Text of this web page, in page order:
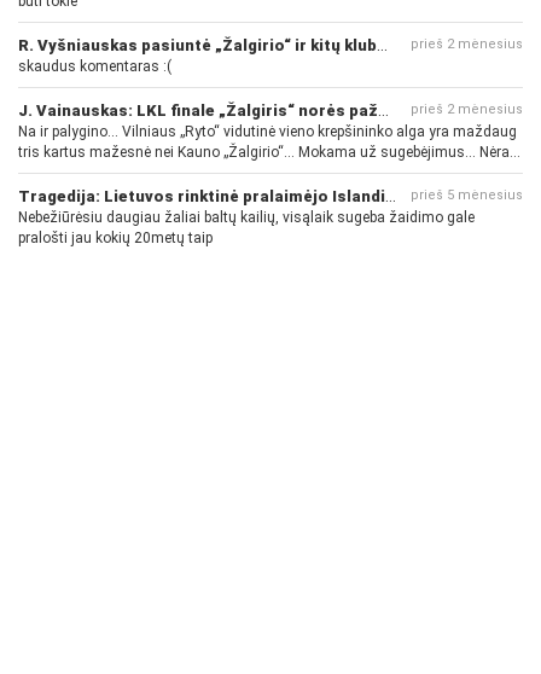
prieš 2 mėnesius
skaudus komentaras :(
prieš 2 mėnesius
Na ir palygino... Vilniaus „Ryto“ vidutinė vieno krepšininko alga yra maždaug
tris kartus mažesnė nei Kauno „Žalgirio“... Mokama už sugebėjimus... Nėra
pinigų - nėra gerų žaidėjų...
prieš 5 mėnesius
Nebežiūrėsiu daugiau žaliai baltų kailių, visąlaik sugeba žaidimo gale
pralošti jau kokių 20metų taip